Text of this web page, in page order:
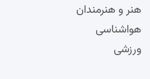
هنر و هنرمندان
هواشناسی
ورزشی